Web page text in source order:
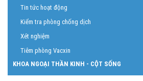
Tin tức hoạt động
Kiểm tra phòng chống dịch
Xét nghiệm
Tiêm phòng Vacxin
KHOA NGOẠI THẦN KINH - CỘT SỐNG